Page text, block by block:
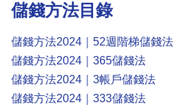
儲錢方法目錄
儲錢方法2024｜52週階梯儲錢法
儲錢方法2024｜365儲錢法
儲錢方法2024｜3帳戶儲錢法
儲錢方法2024｜333儲錢法